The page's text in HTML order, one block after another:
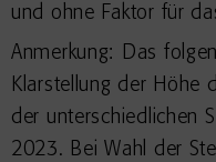
und ohne Faktor für
Anmerkung: Das
Klarstellung der Höhe
der unterschiedlichen
2023. Bei Wahl der